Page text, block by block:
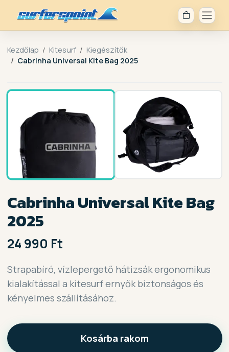
Kezdőlap Kitesurf
Kiegészítők
Cabrinha Universal Kite Bag 2025
Cabrinha Universal Kite Bag
2025
24 990 Ft
Strapabíró, vízlepergető hátizsák ergonomikus
kialakítással a kitesurf ernyők biztonságos és
kényelmes szállításához.
Kosárba rakom